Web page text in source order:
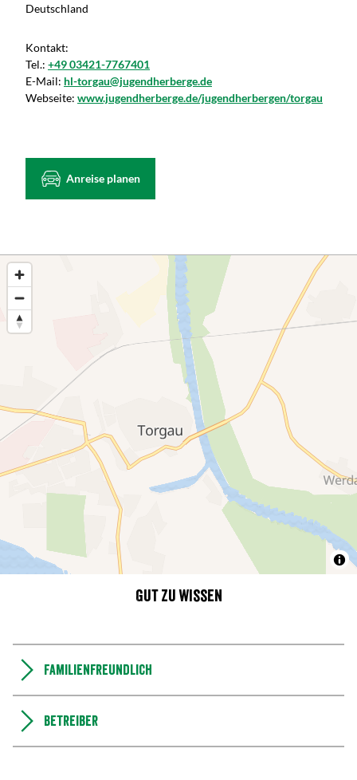
Deutschland
Kontakt:
Tel.: +49 03421-7767401
E-Mail: hl-torgau@jugendherberge.de
Webseite: www.jugendherberge.de/jugendherbergen/torgau
Anreise planen
Gut zu wissen
Familienfreundlich
Betreiber